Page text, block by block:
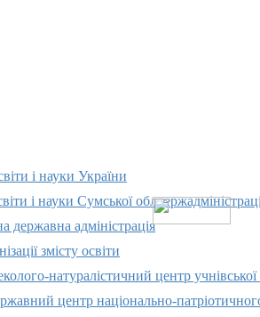
і науки України
і науки Сумської
державна адміністрація
змісту освіти
натуралістичний центр учнівської
центр національно-